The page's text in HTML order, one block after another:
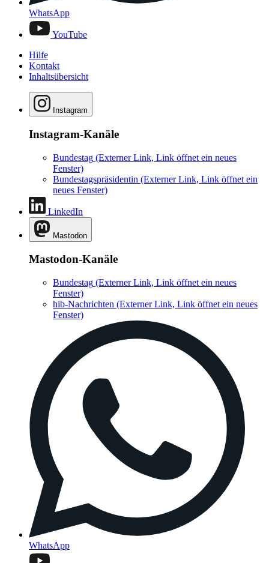
WhatsApp
YouTube
Hilfe
Kontakt
Inhaltsübersicht
Instagram
Instagram-Kanäle
Bundestag (Externer Link, Link öffnet ein neues
Fenster)
Bundestagspräsidentin (Externer Link, Link öffnet ein
neues Fenster)
LinkedIn
Mastodon
Mastodon-Kanäle
Bundestag (Externer Link, Link öffnet ein neues
Fenster)
hib-Nachrichten (Externer Link, Link öffnet ein neues
Fenster)
WhatsApp